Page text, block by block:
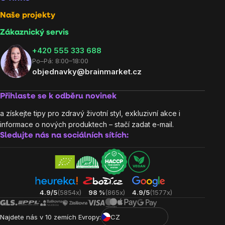
Naše projekty
Zákaznický servis
‭+420 555 333 688
Po–Pá: 8:00–18:00
objednavky@brainmarket.cz
Přihlaste se k odběru novinek
a získejte tipy pro zdravý životní styl, exkluzivní akce i
informace o nových produktech – stačí zadat e-mail.
Sledujte nás na sociálních sítích:
4.9/5(5854x) 98 %(865x) 4.9/5(1577x)
Najdete nás v 10 zemích Evropy: CZ